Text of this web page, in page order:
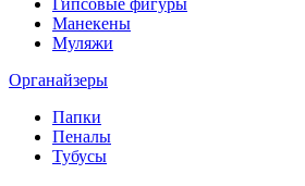
Гипсовые фигуры
Манекены
Муляжи
Органайзеры
Папки
Пеналы
Тубусы